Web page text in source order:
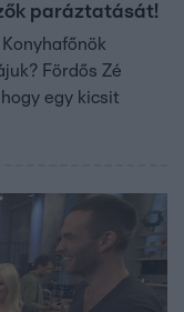
paráztatását!
Fördős Zé
egy kicsit